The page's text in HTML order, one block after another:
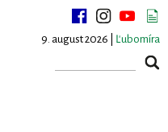
9. august 2026 | Ľubomíra